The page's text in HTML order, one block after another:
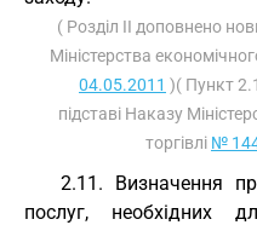
( Розділ II доповнено
Міністерства
04.05.2011 )( Пункт
підставі Наказу
торгівлі №
2.11. Визначення
послуг, необхідних